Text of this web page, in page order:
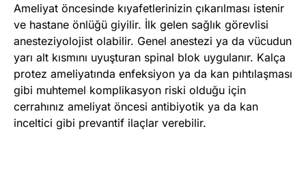
Ameliyat öncesinde kıyafetlerinizin çıkarılması istenir
ve hastane önlüğü giyilir. İlk gelen sağlık görevlisi
anesteziyolojist olabilir. Genel anestezi ya da vücudun
yarı alt kısmını uyuşturan spinal blok uygulanır. Kalça
protez ameliyatında enfeksiyon ya da kan pıhtılaşması
gibi muhtemel komplikasyon riski olduğu için
cerrahınız ameliyat öncesi antibiyotik ya da kan
inceltici gibi prevantif ilaçlar verebilir.